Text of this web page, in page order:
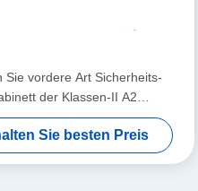
Sie vordere Art Sicherheits-
der Klassen-II A2
Labordampf-Haube mit zwei
Hepa dem Filter
Sie besten Preis